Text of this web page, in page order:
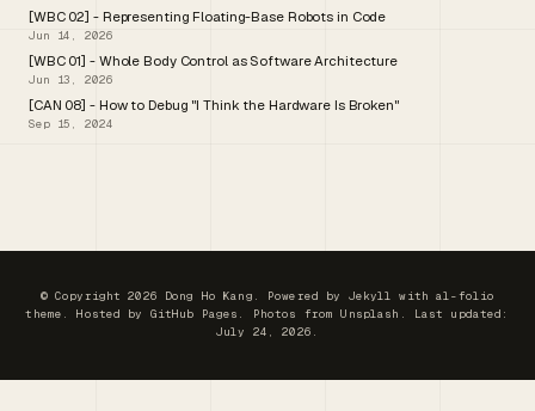
[WBC 02] - Representing Floating-Base Robots in Code
Jun 14, 2026
[WBC 01] - Whole Body Control as Software Architecture
Jun 13, 2026
[CAN 08] - How to Debug "I Think the Hardware Is Broken"
Sep 15, 2024
© Copyright 2026 Dong Ho Kang. Powered by Jekyll withal-folio
theme. Hosted by GitHub Pages . Photos fromUnsplash . Last updated:
July 24, 2026.